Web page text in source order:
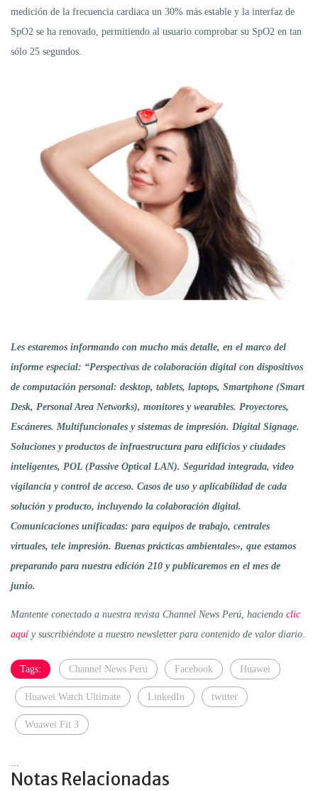
medición de la frecuencia cardiaca un 30% más estable y la interfaz de
SpO2 se ha renovado, permitiendo al usuario comprobar su SpO2 en tan
sólo 25 segundos.
Les estaremos informando con mucho más detalle, en el marco del
informe especial: “Perspectivas de colaboración digital con dispositivos
de computación personal: desktop, tablets, laptops, Smartphone (Smart
Desk, Personal Area Networks), monitores y wearables. Proyectores,
Escáneres. Multifuncionales y sistemas de impresión. Digital Signage.
Soluciones y productos de infraestructura para edificios y ciudades
inteligentes, POL (Passive Optical LAN). Seguridad integrada, video
vigilancia y control de acceso. Casos de uso y aplicabilidad de cada
solución y producto, incluyendo la colaboración digital.
Comunicaciones unificadas: para equipos de trabajo, centrales
virtuales, tele impresión. Buenas prácticas ambientales», que estamos
preparando para nuestra edición 210 y publicaremos en el mes de
junio.
Mantente conectado a nuestra revista Channel News Perú, haciendo clic
aquíy suscribiéndote a nuestro newsletter para contenido de valor diario
Tags: Channel News Perú Facebook Huawei
Huawei Watch Ultimate LinkedIn twitter
Wuawei Fit 3
Notas Relacionadas